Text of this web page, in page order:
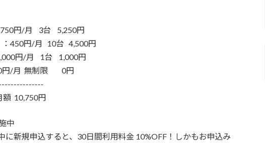
/月 3台 5,250円
450円/月 10台 4,500円
/月 1台 1,000円
無制限 0円
円
中
に新規申込すると、30日間利用料金 10%OFF！しかもお申込み